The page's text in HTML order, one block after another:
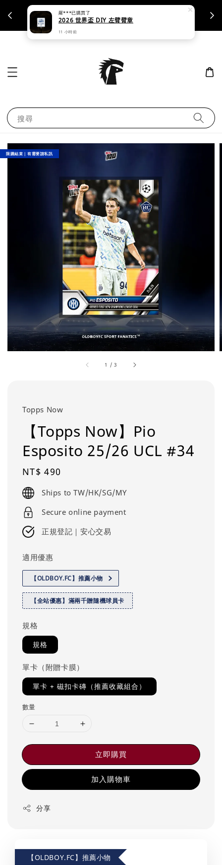
支援刷卡｜皆開立統一發票
搜尋
1 /3
限購結束｜有需要請私訊
Topps Now
【Topps Now】Pio
Esposito 25/26 UCL #34
Regular
price
NT$ 490
Ships to TW/HK/SG/MY
Secure online payment
正規登記｜安心交易
適用優惠
【OLDBOY.FC】推薦小物
【全站優惠】滿兩千贈隨機球員卡
規格
規格
單卡（附贈卡膜）
單卡 + 磁扣卡磚（推薦收藏組合）
數量
立即購買
加入購物車
分享
【OLDBOY.FC】推薦小物
羅***已購買了
2026 世界盃 DIY 左臂臂章
11 小時前